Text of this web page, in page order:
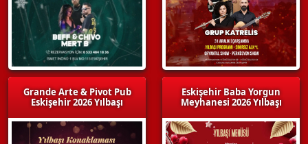
Grande Arte & Pivot Pub
Eskişehir 2026 Yılbaşı
Eskişehir Baba Yorgun
Meyhanesi 2026 Yılbaşı